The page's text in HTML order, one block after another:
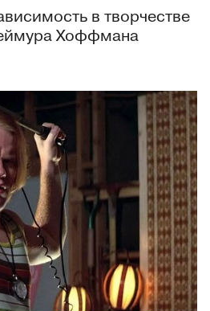
в творчестве
Хоффмана